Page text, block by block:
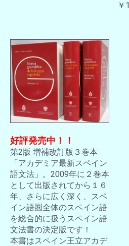
￥
好評発売中！！
第2版 増補改訂版３巻本
「アカデミア最新スペイン
語文法」。2009年に２巻本
として出版されてから１６
年、さらに広く深く、スペ
イン語圏全体のスペイン語
を総合的に扱うスペイン語
文法書の決定版です！
本書はスペイン王立アカデ